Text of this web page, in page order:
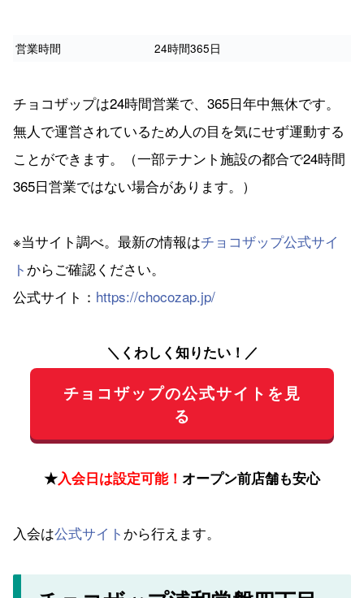
営業時間 24時間365日
チョコザップは24時間営業で、365日年中無休です。
無人で運営されているため人の目を気にせず運動する
ことができます。（一部テナント施設の都合で24時間
365日営業ではない場合があります。）
※当サイト調べ。最新の情報はチョコザップ公式サイ
ト からご確認ください。
公式サイト： https://chocozap.jp/
＼くわしく知りたい！／
チョコザップの公式サイトを見
る
★入会日は設定可能！ オープン前店舗も安心
入会は公式サイト から行えます。